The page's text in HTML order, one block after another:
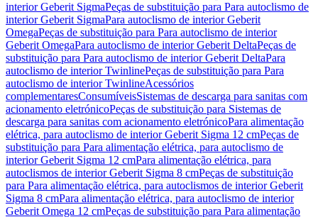
interior Geberit SigmaPeças de substituição para Para autoclismo de
interior Geberit SigmaPara autoclismo de interior Geberit
OmegaPeças de substituição para Para autoclismo de interior
Geberit OmegaPara autoclismo de interior Geberit DeltaPeças de
substituição para Para autoclismo de interior Geberit DeltaPara
autoclismo de interior TwinlinePeças de substituição para Para
autoclismo de interior TwinlineAcessórios
complementaresConsumíveisSistemas de descarga para sanitas com
acionamento eletrónicoPeças de substituição para Sistemas de
descarga para sanitas com acionamento eletrónicoPara alimentação
elétrica, para autoclismo de interior Geberit Sigma 12 cmPeças de
substituição para Para alimentação elétrica, para autoclismo de
interior Geberit Sigma 12 cmPara alimentação elétrica, para
autoclismos de interior Geberit Sigma 8 cmPeças de substituição
para Para alimentação elétrica, para autoclismos de interior Geberit
Sigma 8 cmPara alimentação elétrica, para autoclismo de interior
Geberit Omega 12 cmPeças de substituição para Para alimentação